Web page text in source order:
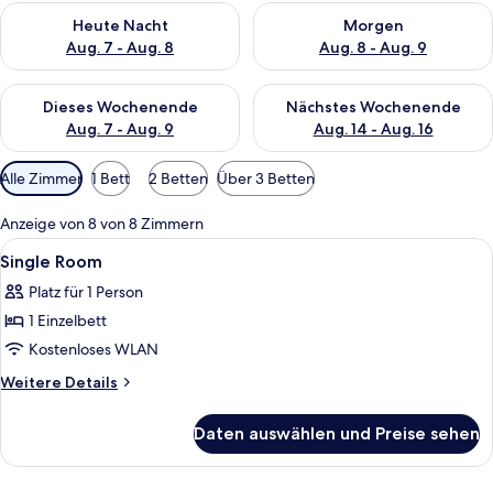
Heute Nacht
Aug. 7 - Aug. 8
Überprüfe die Verfügbarkeit für heute Nacht, Aug. 7 - Aug. 8.
Morgen
Aug. 8 - Aug. 9
Überprüfe die Verfügbarkeit
Dieses Wochenende
Aug. 7 - Aug. 9
Überprüfe die Verfügbarkeit für dieses Wochenende, Aug. 7
Nächstes Wochenende
Aug. 14 - Aug. 16
Überprüfe die Verfügbarkeit
Verfügbare
Filter
für
Zimmer
Alle Zimmer 1 Bett 2 Betten Über 3 Betten
Anzeige von 8 von 8 Zimmern
Alle
Fotos
für
Single
Room
anzeigen
Ein Hotelzimmer mit Bett,
4
Single Room
Platz für 1 Person
1 Einzelbett
Kostenloses WLAN
Weitere Details
Weitere
Room
Daten auswählen und Preise sehen